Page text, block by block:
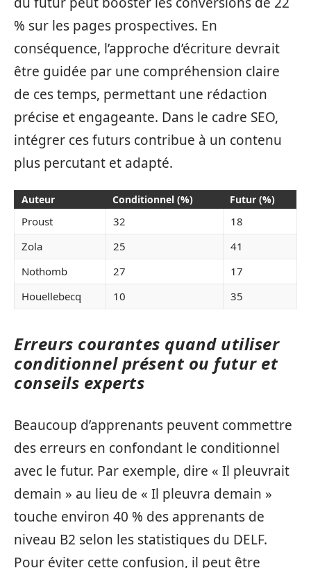
% sur les pages prospectives. En
conséquence, l’approche d’écriture devrait
être guidée par une compréhension claire
de ces temps, permettant une rédaction
précise et engageante. Dans le cadre SEO,
intégrer ces futurs contribue à un contenu
plus percutant et adapté.
Auteur Conditionnel (%) Futur (%)
Proust 32
18
Zola
25
41
Nothomb
27
17
Houellebecq
10 35
Erreurs courantes quand utiliser
conditionnel présent ou futur et
conseils experts
Beaucoup d’apprenants peuvent commettre
des erreurs en confondant le conditionnel
avec le futur. Par exemple, dire « Il pleuvrait
demain » au lieu de « Il pleuvra demain »
touche environ 40 % des apprenants de
niveau B2 selon les statistiques du DELF.
Pour éviter cette confusion, il peut être